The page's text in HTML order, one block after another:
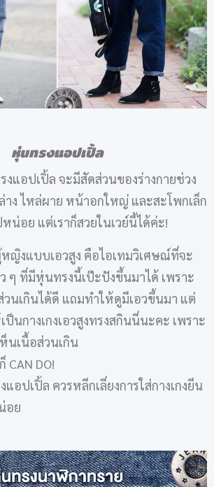
หุ่นทรงแอปเปิ้ล
แอปเปิ้ล จะมีสัดส่วนของร่างกายช่วง
ง ไหล่ผาย หน้าอกใหญ่ และสะโพกเล็ก
น่อย แต่เราก็สวยในเวย์นี้ได้ค่ะ!
หญิงแบบเอวสูง คือไอเทมวิเศษณ์ที่จะ
ๆ ที่มีหุ่นทรงนี้เป๊ะปังขึ้นมาได้ เพราะ
วนเกินได้ดี แถมทำให้ดูมีเอวขึ้นมา แต่
นกางเกงเอวสูงทรงสกินนี่นะคะ เพราะ
นเนื้อส่วนเกิน
CAN DO!
อปเปิ้ล ควรหลีกเลี่ยงการใส่กางเกงยีน
อย